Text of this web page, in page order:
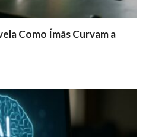
Como Ímãs Curvam a